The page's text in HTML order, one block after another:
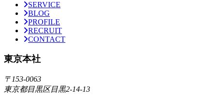
SERVICE
BLOG
PROFILE
RECRUIT
CONTACT
東京本社
〒153-0063
東京都目黒区目黒2-14-13